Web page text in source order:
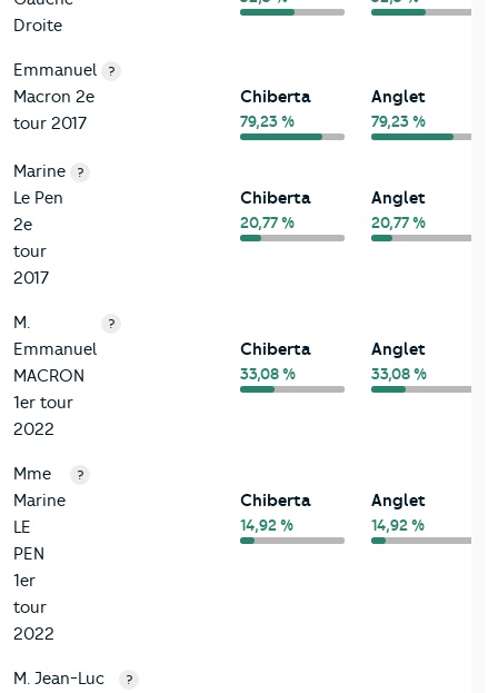
Droite
Emmanuel
Macron 2e
tour 2017
?
Chiberta
79,23 %
Anglet
79,23 %
Marine
Le Pen
2e
tour
2017
?
Chiberta
20,77 %
Anglet
20,77 %
M.
Emmanuel
MACRON
1er tour
2022
?
Chiberta
33,08 %
Anglet
33,08 %
Mme
Marine
LE
PEN
1er
tour
2022
?
Chiberta
14,92 %
Anglet
14,92 %
M. Jean-Luc
?